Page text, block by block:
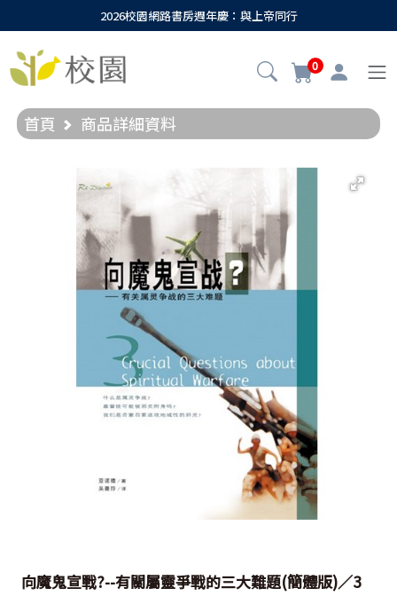
2026校園網路書房週年慶：與上帝同行
0
首頁 商品詳細資料
向魔鬼宣戰?--有關屬靈爭戰的三大難題(簡體版)／3